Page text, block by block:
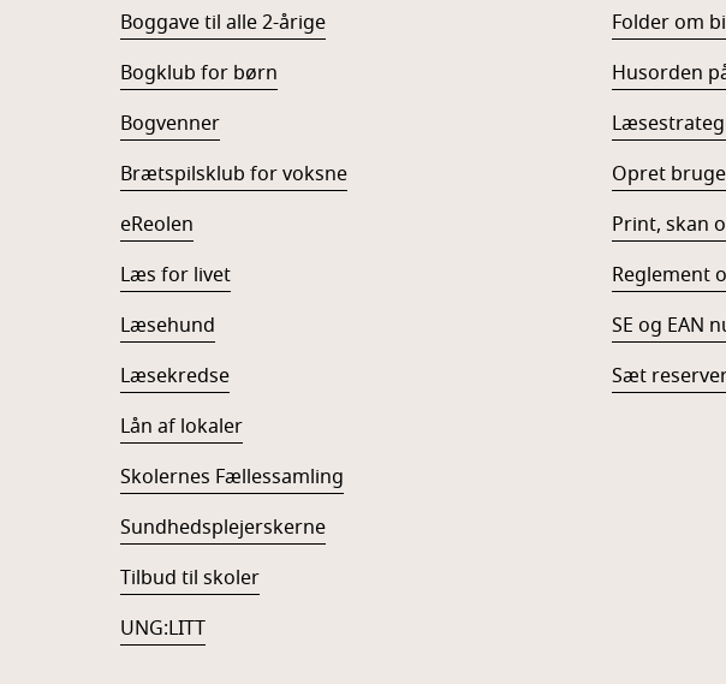
Boggave til alle 2-årige
Bogklub for børn
Bogvenner
Brætspilsklub for voksne
eReolen
Læs for livet
Læsehund
Læsekredse
Lån af lokaler
Skolernes Fællessamling
Sundhedsplejerskerne
Tilbud til skoler
UNG:LITT
Folder om
Husorden
Opret
Print, skan
Reglement
SE og EAN
Sæt